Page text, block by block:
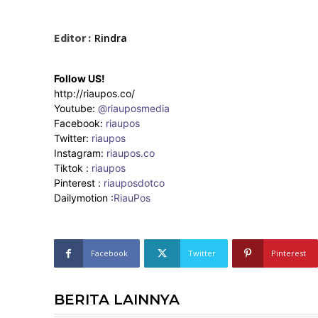
Editor : Rindra
Follow US!
http://riaupos.co/
Youtube: @riauposmedia
Facebook: riaupos
Twitter: riaupos
Instagram: riaupos.co
Tiktok : riaupos
Pinterest : riauposdotco
Dailymotion :RiauPos
Facebook Twitter Pinterest
BERITA LAINNYA